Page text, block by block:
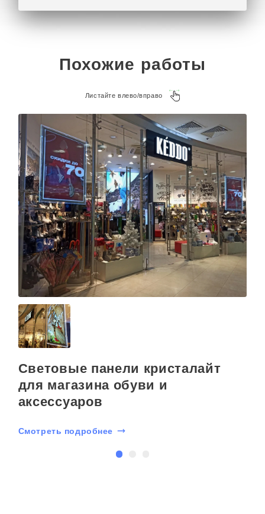
Похожие работы
Листайте влево/вправо
Световые панели кристалайт
для магазина обуви и
аксессуаров
Смотреть подробнее